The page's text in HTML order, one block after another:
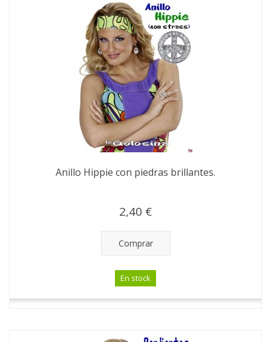
Anillo Hippie con piedras brillantes.
2,40 €
Comprar
En stock